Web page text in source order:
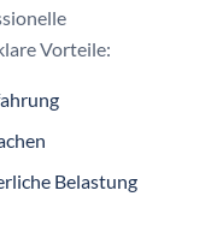
Vorteile:
Belastung